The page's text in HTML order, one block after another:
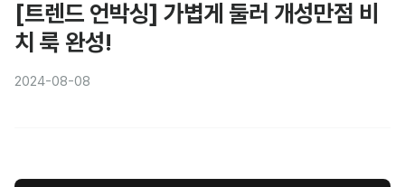
[트렌드 언박싱] 가볍게 둘러 개성만점 비
치 룩 완성!
2024-08-08